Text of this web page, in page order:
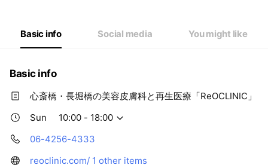
10:00 - 18:00
Basic info Social media You might like
Basic info
心斎橋・長堀橋の美容皮膚科と再生医療「ReOCLINIC」
Sun
10:00 - 18:00
06-4256-4333
reoclinic.com/ 1 other items